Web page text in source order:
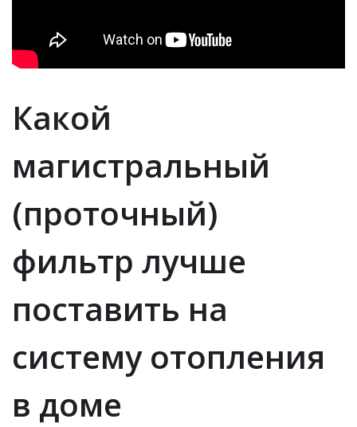
Какой
магистральный
(проточный)
фильтр лучше
поставить на
систему отопления
в доме